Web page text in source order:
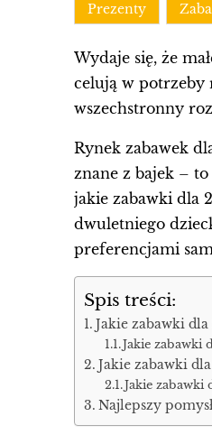
Prezenty
Wydaje się, że
celują w potrzeby
wszechstronny
Rynek zabawek
znane z bajek – to
jakie zabawki dla
dwuletniego
preferencjami
Spis treści:
Jakie zabawki
Jakie zabawki
Jakie zabawki
Jakie zabawki
Najlepszy